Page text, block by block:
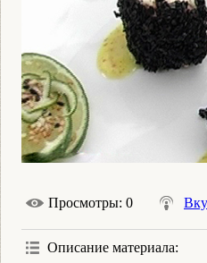
Просмотры: 0
Описание материала: